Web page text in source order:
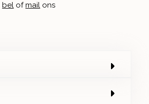
bel ofmail ons